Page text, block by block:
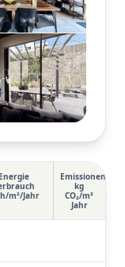
sie gleichzeitig
liegt.
ist bekannt für
in der
an der
Strände
und dennoch
Energie
m²/Jahr
Emissionen
kg
CO₂/m²
Jahr